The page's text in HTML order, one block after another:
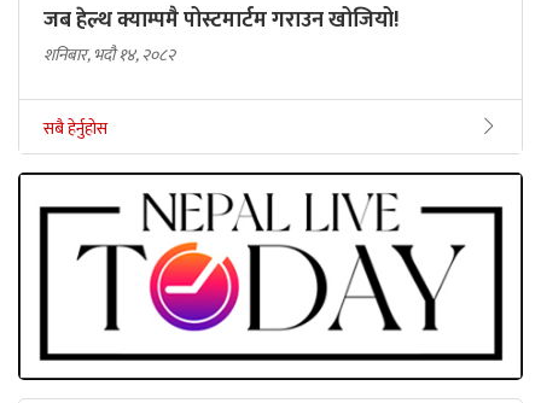
जब हेल्थ क्याम्पमै पोस्टमार्टम गराउन खोजियो!
शनिबार, भदौ १४, २०८२
सबै हेर्नुहोस